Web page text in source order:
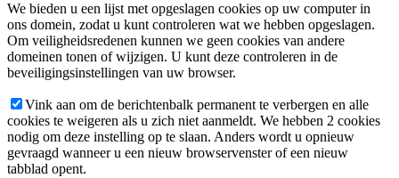
We bieden u een lijst met opgeslagen cookies op uw computer in
ons domein, zodat u kunt controleren wat we hebben opgeslagen.
Om veiligheidsredenen kunnen we geen cookies van andere
domeinen tonen of wijzigen. U kunt deze controleren in de
beveiligingsinstellingen van uw browser.
Vink aan om de berichtenbalk permanent te verbergen en alle
cookies te weigeren als u zich niet aanmeldt. We hebben 2 cookies
nodig om deze instelling op te slaan. Anders wordt u opnieuw
gevraagd wanneer u een nieuw browservenster of een nieuw
tabblad opent.